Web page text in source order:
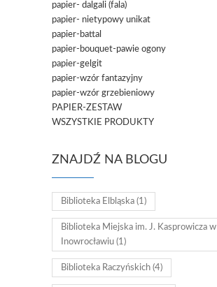
papier- dalgali (fala)
papier- nietypowy unikat
papier-battal
papier-bouquet-pawie ogony
papier-gelgit
papier-wzór fantazyjny
papier-wzór grzebieniowy
PAPIER-ZESTAW
WSZYSTKIE PRODUKTY
ZNAJDŹ NA BLOGU
Biblioteka Elbląska (1)
Biblioteka Miejska im. J. Kasprowicza w
Inowrocławiu (1)
Biblioteka Raczyńskich (4)